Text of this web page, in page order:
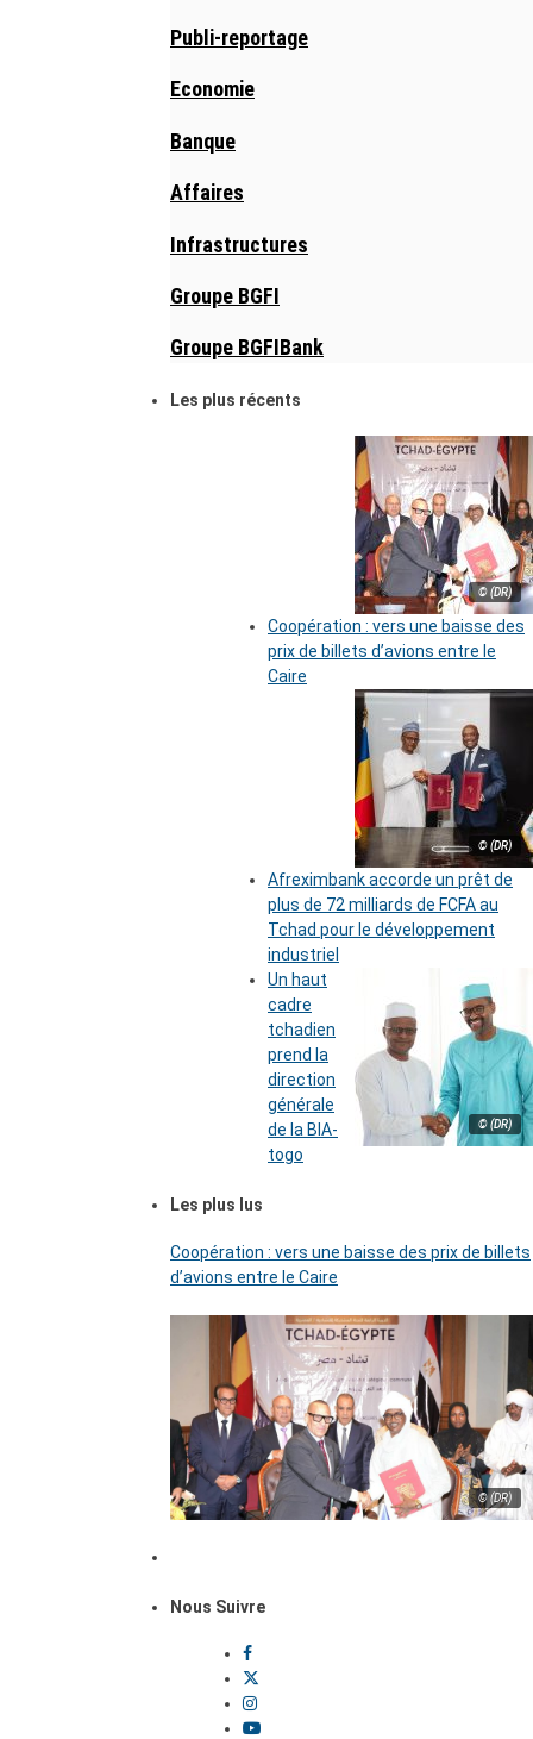
Publi-reportage
Economie
Banque
Affaires
Infrastructures
Groupe BGFI
Groupe BGFIBank
Les plus récents
© (DR)
Coopération : vers une baisse des
prix de billets d’avions entre le
Caire
© (DR)
Afreximbank accorde un prêt de
plus de 72 milliards de FCFA au
Tchad pour le développement
industriel
© (DR)
Un haut
cadre
tchadien
prend la
direction
générale
de la BIA-
togo
Les plus lus
Coopération : vers une baisse des prix de billets
d’avions entre le Caire
© (DR)
Nous Suivre